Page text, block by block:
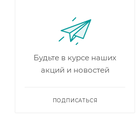
Будьте в курсе наших
акций и новостей
ПОДПИСАТЬСЯ